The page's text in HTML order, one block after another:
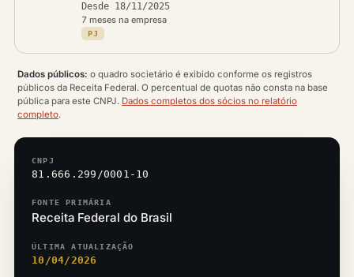
Desde 18/11/2025
7 meses na empresa
PJ
Dados públicos: o quadro societário é exibido conforme os registros
públicos da Receita Federal. O percentual de quotas não consta na base
pública para este CNPJ. Dados completos dos sócios no relatório
completo.
CNPJ
81.666.299/0001-10
FONTE PRIMÁRIA
Receita Federal do Brasil
ÚLTIMA ATUALIZAÇÃO
10/04/2026